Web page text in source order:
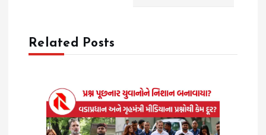
gRelated Posts